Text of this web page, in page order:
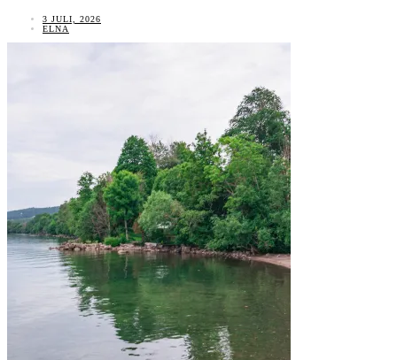
3 JULI, 2026
ELNA